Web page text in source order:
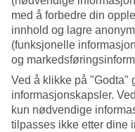
verdener i ferien: sol og
inkludert!
Nedenfor finner du våre
planlegger å
reise til
passer best for deg. På
reisens grunnpris, mens på
tilvalg – hva som gjelder ser
med å forbedre din
innhold og lagre
(funksjonelle
og
Ved å klikke på "Godta"
informasjonskapsler.
kun nødvendige
tilpasses ikke etter dine